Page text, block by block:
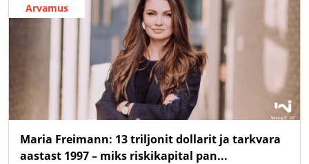
Arvamus
Maria Freimann: 13 triljonit dollarit ja tarkvara
aastast 1997 – miks riskikapital pan...